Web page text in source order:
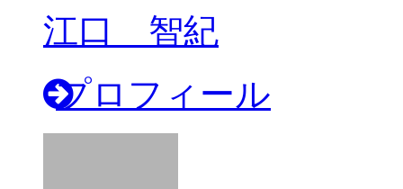
江口 智紀
プロフィール